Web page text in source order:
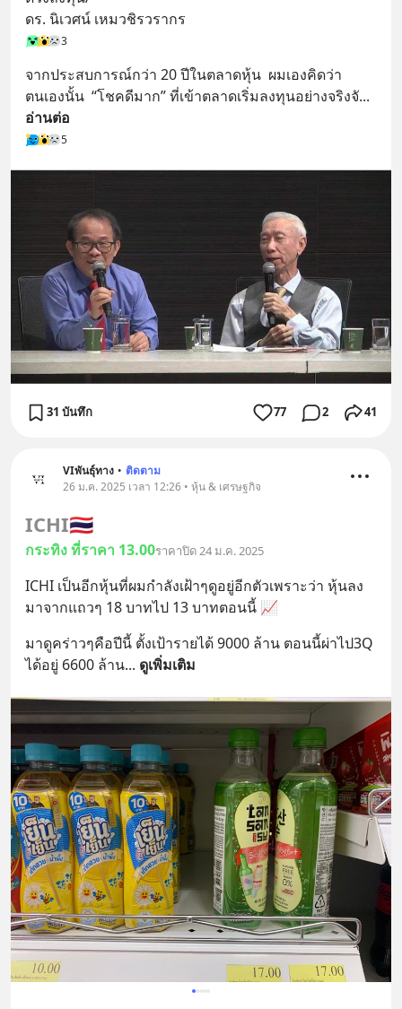
ดร. นิเวศน์ เหมวชิรวรากร
3
จากประสบการณ์กว่า 20 ปีในตลาดหุ้น  ผมเองคิดว่า
ตนเองนั้น  “โชคดีมาก” ที่เข้าตลาดเริ่มลงทุนอย่างจริงจั
อ่านต่อ
5
31 บันทึก 77 2 41
VIพันธุ์ทาง • ติดตาม
26 ม.ค. 2025 เวลา 12:26 • หุ้น & เศรษฐกิจ
ICHI🇹🇭
กระทิง ที่ราคา 13.00ราคาปิด 24 ม.ค. 2025
ICHI เป็นอีกหุ้นที่ผมกำลังเฝ้าๆดูอยู่อีกตัวเพราะว่า หุ้นลง
มาจากแถวๆ 18 บาทไป 13 บาทตอนนี้ 📈
มาดูคร่าวๆคือปีนี้ ตั้งเป้ารายได้ 9000 ล้าน ตอนนี้ผ่าไป3Q
ได้อยู่ 6600 ล้าน... ดูเพิ่มเติม